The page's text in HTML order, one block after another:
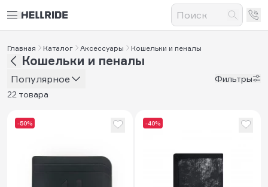
Главная Каталог Аксессуары Кошельки и пеналы
Кошельки и пеналы
Популярное
Фильтры
22 товара
-50% -40%